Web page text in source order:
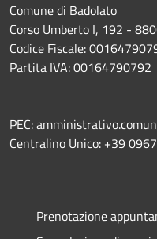
Comune di Badolato
Corso Umberto I, 192 -
Codice Fiscale:
Partita IVA: 00164790792
PEC:
Centralino Unico: +39
Prenotazione